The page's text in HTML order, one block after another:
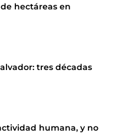
hectáreas en
tres décadas
humana, y no